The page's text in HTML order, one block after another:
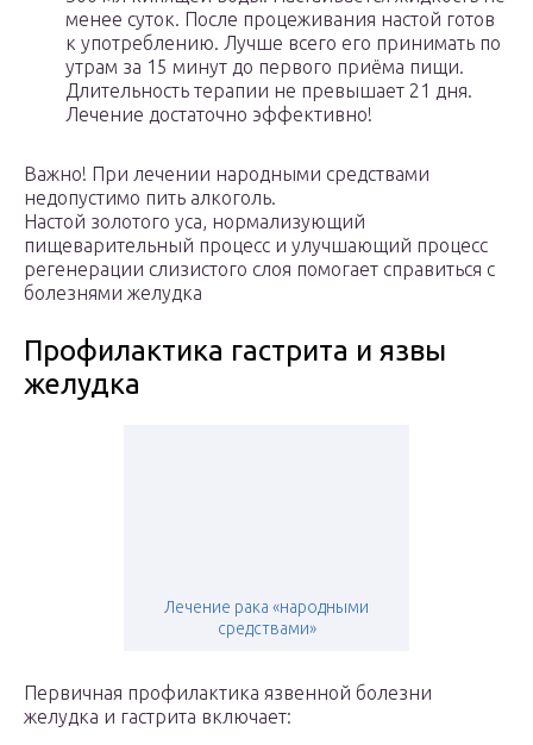
менее суток. После процеживания настой готов
к употреблению. Лучше всего его принимать по
утрам за 15 минут до первого приёма пищи.
Длительность терапии не превышает 21 дня.
Лечение достаточно эффективно!
Важно! При лечении народными средствами
недопустимо пить алкоголь.
Настой золотого уса, нормализующий
пищеварительный процесс и улучшающий процесс
регенерации слизистого слоя помогает справиться с
болезнями желудка
Профилактика гастрита и язвы
желудка
Лечение рака «народными
средствами»
Первичная профилактика язвенной болезни
желудка и гастрита включает: